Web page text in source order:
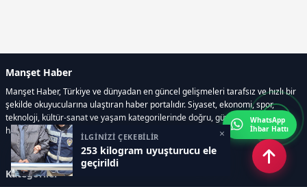
İLGİNİZİ ÇEKEBİLİR
253 kilogram uyuşturucu ele
geçirildi
×
Manşet Haber
Manşet Haber, Türkiye ve dünyadan en güncel gelişmeleri tarafsız ve hızlı bir
şekilde okuyucularına ulaştıran haber portalıdır. Siyaset, ekonomi, spor,
teknoloji, kültür-sanat ve yaşam kategorilerinde doğru, güvenilir ve anlık
haberler sunar.
Kategoriler
WhatsApp
İhbar Hattı